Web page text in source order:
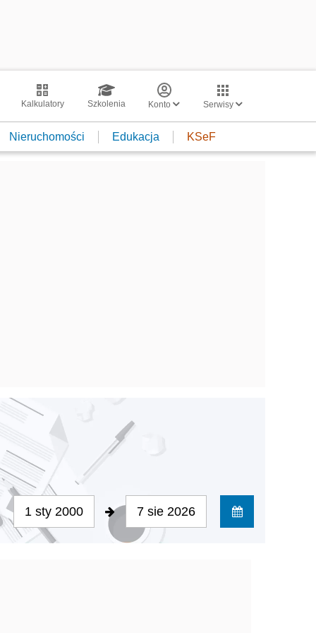
Kalkulatory Szkolenia Konto Serwisy
Nieruchomości Edukacja KSeF
1 sty 2000 7 sie 2026